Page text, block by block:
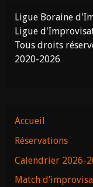
Ligue Boraine
Ligue
Tous droits
2020-2026
Accueil
Réservations
Calendrier 2026-
Match